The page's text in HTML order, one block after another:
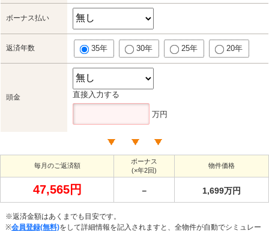
ボーナス払い
返済年数 35年 30年 25年 20年
頭金 直接入力する
万円
毎月のご返済額
ボーナス
(×年2回)
物件価格
47,565円 － 1,699万円
※返済金額はあくまでも目安です。
※会員登録(無料)をして詳細情報を記入されますと、全物件が自動でシミュレー